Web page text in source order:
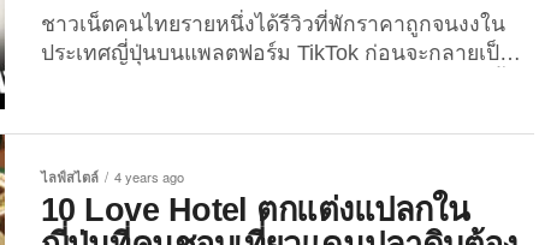
ทวีตภาพถ่ายของเพื่อนที่ได้ถ่ายไว้ขณะเช็คอินเข้าพัก
Airbnb...
ชาวเน็ตคนไทยรายหนึ่งได้รีวิวที่พักราคาถูกจนงงใน
ประเทศญี่ปุ่นบนแพลตฟอร์ม TikTok ก่อนจะกลายเป็น
คนจะวางแผนท่องเที่ยวกันแบบฉ่ำทั้งในประเทศและ
ต่างประเทศ แต่ดูเหมือนว่าพวกเราจะต้องเช็คที่พักให้
มากขึ้นกว่าเดิมแล้วล่ะ ไม่งั้นอาจจะได้รับเซอร์ไพรส์
เหมือนกับไวรัลนี้ก็ได้นะ เมื่อไม่นานมานี้ (วันที่ 30
ไลฟ์สไตล์ 4 years ago
10 Love Hotel ตกแต่งแปลกใน